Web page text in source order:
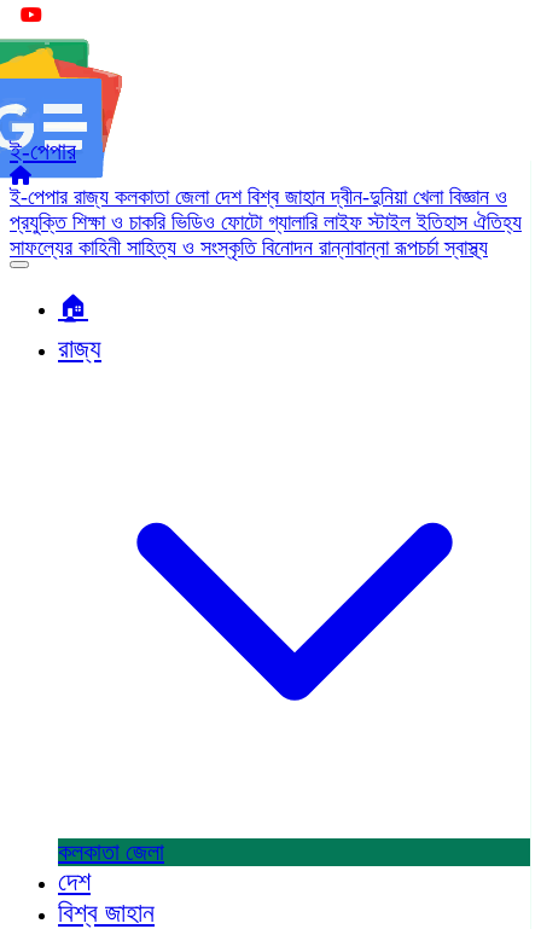
ই-পেপার
ই-পেপার রাজ্য কলকাতা জেলা দেশ বিশ্ব জাহানদ্বীন-দুনিয়া খেলা বিজ্ঞান ও
প্রযুক্তি শিক্ষা ও চাকরি ভিডিও ফোটো গ্যালারি লাইফ স্টাইলইতিহাস ঐতিহ্য
সাফল্যের কাহিনী সাহিত্য ও সংস্কৃতি বিনোদন রান্নাবান্নারূপচর্চাস্বাস্থ্য
🏠︎
রাজ্য
কলকাতা জেলা
দেশ
বিশ্ব জাহান